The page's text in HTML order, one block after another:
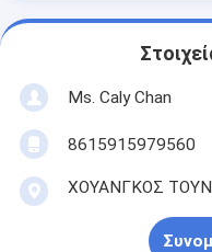
Ms. Caly Chan
8615915979560
ΧΟΥΑΝΓΚΟΣ